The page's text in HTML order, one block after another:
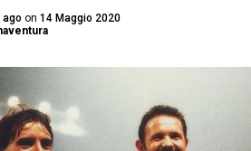
ago on 14 Maggio 2020